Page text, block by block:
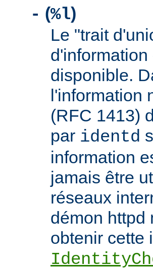
- (%l)
Le "trait
disponible.
l'information
(RFC 1413)
par identd
information
jamais être
réseaux
démon httpd
obtenir cette